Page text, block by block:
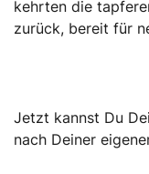
kehrten die
zurück, bereit für
Jetzt kannst Du
nach Deiner